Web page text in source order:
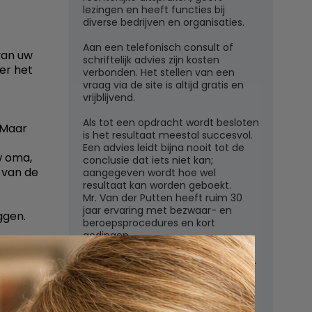
uw
het
oma,
de
te
dat zij
met
lezingen en heeft functies bij
diverse bedrijven en organisaties.
Aan een telefonisch consult of
schriftelijk advies zijn kosten
verbonden. Het stellen van een
vraag via de site is altijd gratis en
vrijblijvend.
Als tot een opdracht wordt besloten
is het resultaat meestal succesvol.
Een advies leidt bijna nooit tot de
conclusie dat iets niet kan;
aangegeven wordt hoe wel
resultaat kan worden geboekt.
Mr. Van der Putten heeft ruim 30
jaar ervaring met bezwaar- en
beroepsprocedures en kort
gedingen.
Juridisch adviesbureau mr. W.G.H.M.
van der Putten c.s.
Zutphensestraatweg 7
6881 WN Velp (Gld)